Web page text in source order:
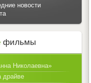
новости
фильмы
Николаевна»